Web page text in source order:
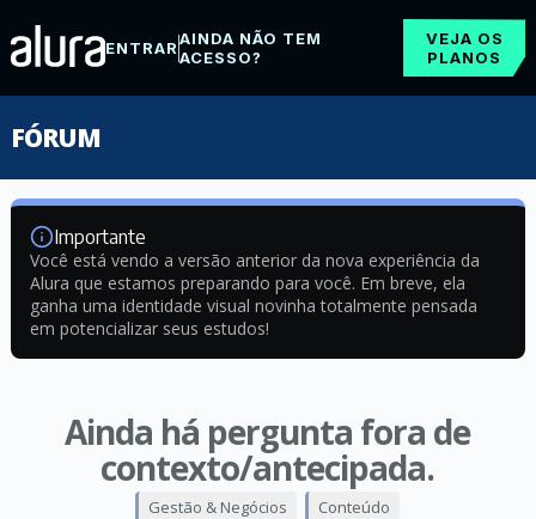
ENTRARAINDA NÃO TEM
ACESSO?
VEJA OS
PLANOS
FÓRUM
Importante
Você está vendo a versão anterior da nova experiência da
Alura que estamos preparando para você. Em breve, ela
ganha uma identidade visual novinha totalmente pensada
em potencializar seus estudos!
Ainda há pergunta fora de
contexto/antecipada.
Gestão & Negócios Conteúdo